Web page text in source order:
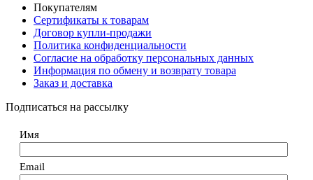
Покупателям
Сертификаты к товарам
Договор купли-продажи
Политика конфиденциальности
Согласие на обработку персональных данных
Информация по обмену и возврату товара
Заказ и доставка
Подписаться на рассылку
Имя
Email